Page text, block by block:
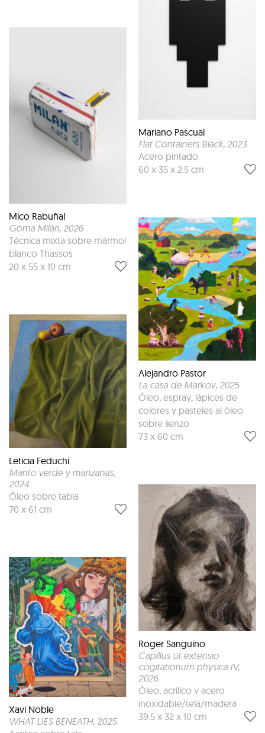
Mico Rabuñal
Goma Milán, 2026
Técnica mixta sobre mármol
blanco Thassos
20 x 55 x 10 cm
Leticia Feduchi
Manto verde y manzanas,
2024
Óleo sobre tabla
70 x 61 cm
Xavi Noble
WHAT LIES BENEATH, 2025
Mariano Pascual
Flat Containers Black, 2023
Acero pintado
60 x 35 x 2.5 cm
Alejandro Pastor
La casa de Markov, 2025
Óleo, espray, lápices de
colores y pasteles al óleo
sobre lienzo
73 x 60 cm
Roger Sanguino
Capillus ut extensio
cogitationum physica IV,
2026
Óleo, acrílico y acero
inoxidable/tela/madera
39.5 x 32 x 10 cm